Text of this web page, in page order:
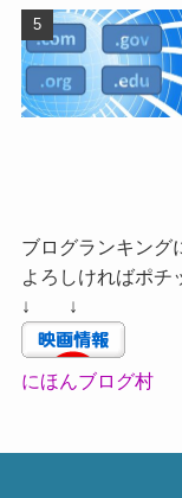
ブログランキング
よろしければポチ
↓ ↓
にほんブログ村